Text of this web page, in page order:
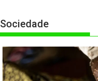
Sociedade